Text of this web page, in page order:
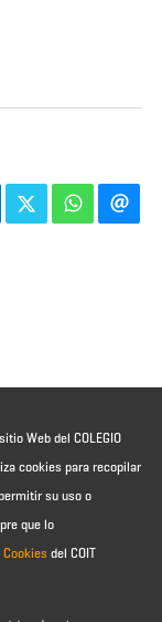
Web del COLEGIO
cookies para recopilar
su uso o
que lo
del COIT